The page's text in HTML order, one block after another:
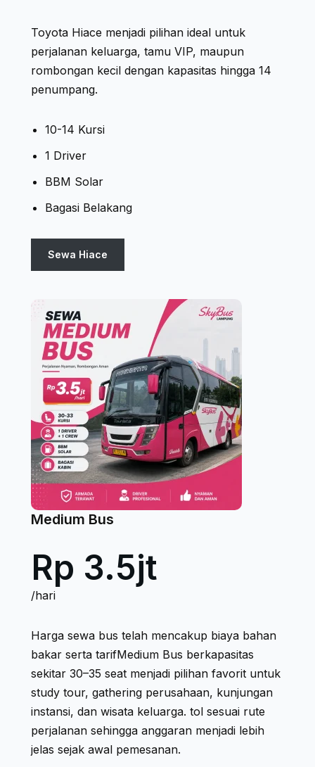
Toyota Hiace menjadi pilihan ideal untuk
perjalanan keluarga, tamu VIP, maupun
rombongan kecil dengan kapasitas hingga 14
penumpang.
10-14 Kursi
1 Driver
BBM Solar
Bagasi Belakang
Sewa Hiace
Medium Bus
Rp 3.5jt
/hari
Harga sewa bus telah mencakup biaya bahan
bakar serta tarifMedium Bus berkapasitas
sekitar 30–35 seat menjadi pilihan favorit untuk
study tour, gathering perusahaan, kunjungan
instansi, dan wisata keluarga. tol sesuai rute
perjalanan sehingga anggaran menjadi lebih
jelas sejak awal pemesanan.